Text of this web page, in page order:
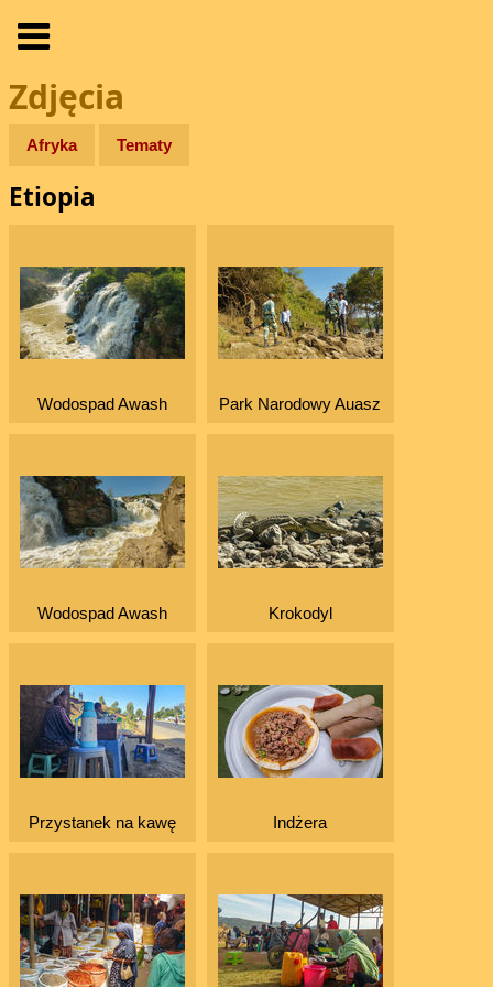
Zdjęcia
Afryka Tematy
Etiopia
Wodospad Awash Park Narodowy Auasz
Wodospad Awash Krokodyl
Przystanek na kawę Indżera